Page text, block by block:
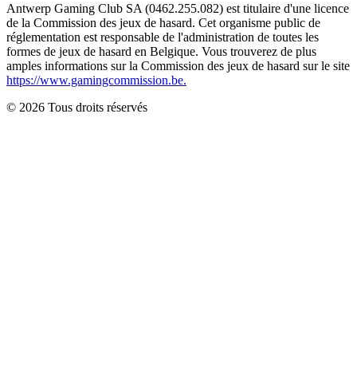
Antwerp Gaming Club SA (0462.255.082) est titulaire d'une licence
de la Commission des jeux de hasard. Cet organisme public de
réglementation est responsable de l'administration de toutes les
formes de jeux de hasard en Belgique. Vous trouverez de plus
amples informations sur la Commission des jeux de hasard sur le site
https://www.gamingcommission.be.
© 2026 Tous droits réservés